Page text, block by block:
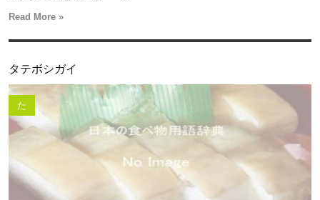
Read More »
タテボシガイ
た